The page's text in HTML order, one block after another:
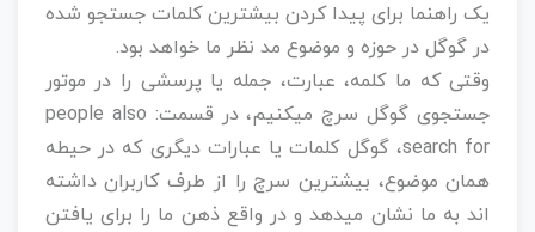
یک راهنما برای پیدا کردن بیشترین کلمات جستجو شده
در گوگل در حوزه و موضوع مد نظر ما خواهد بود.
وقتی که ما کلمه، عبارت، جمله یا پرسشی را در موتور
جستجوی گوگل سرچ میکنیم، در قسمت: people also
search for، گوگل کلمات یا عبارات دیگری که در حیطه
همان موضوع، بیشترین سرچ را از طرف کاربران داشته
اند به ما نشان میدهد و در واقع ذهن ما را برای یافتن